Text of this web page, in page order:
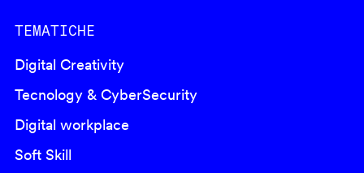
TEMATICHE
Digital Creativity
Tecnology & CyberSecurity
Digital workplace
Soft Skill